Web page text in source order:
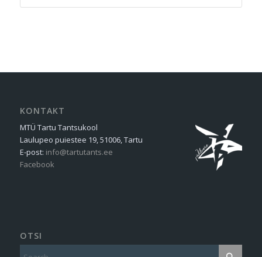
KONTAKT
MTÜ Tartu Tantsukool
Laulupeo puiestee 19, 51006, Tartu
E-post: info@tartutants.ee
Facebook
OTSI